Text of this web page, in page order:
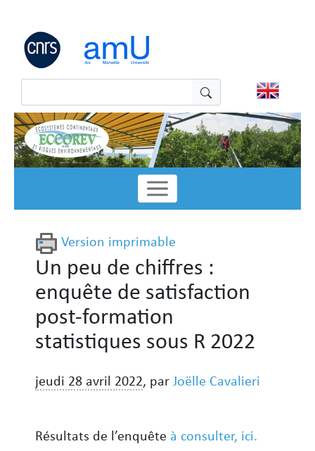
Version imprimable
Un peu de chiffres :
enquête de satisfaction
post-formation
statistiques sous R 2022
jeudi 28 avril 2022, par Joëlle Cavalieri
Résultats de l’enquête à consulter, ici.
Panneau de gestion des cookies